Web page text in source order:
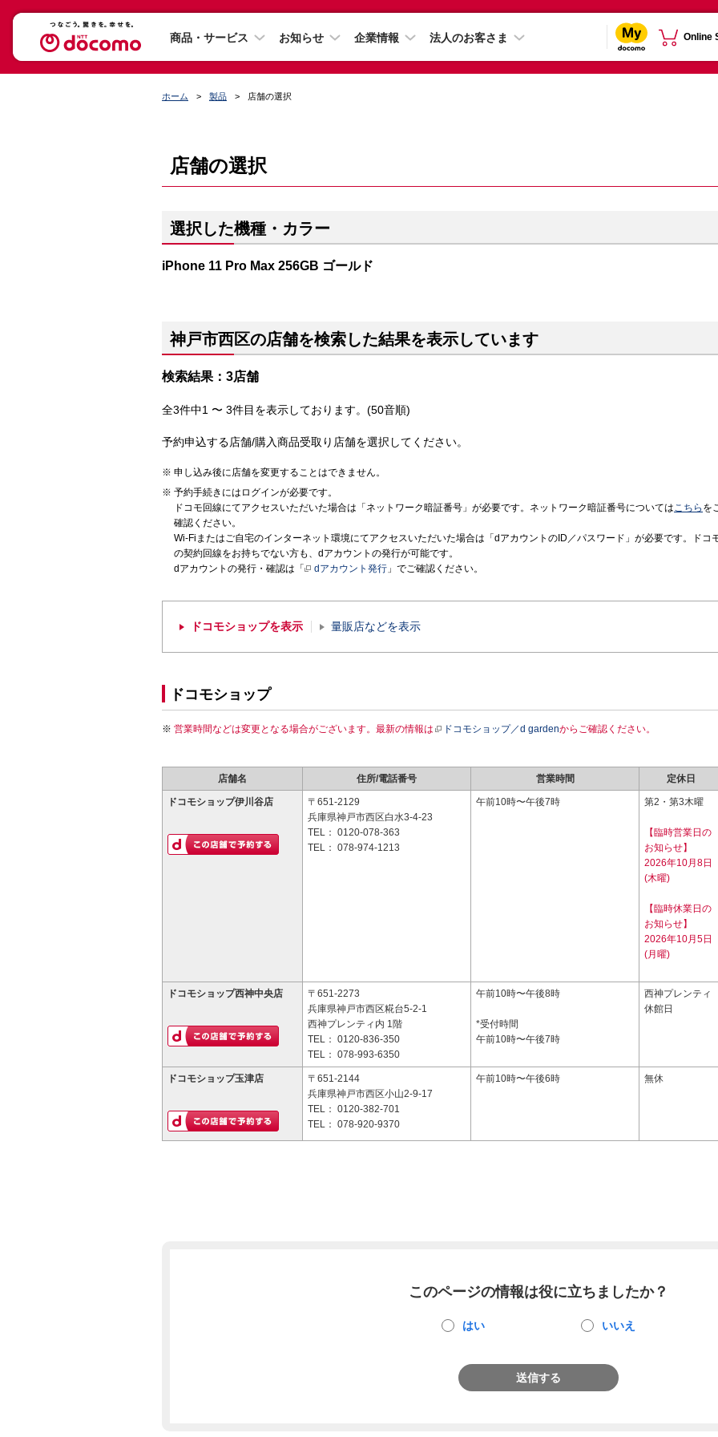
商品・サービス お知らせ 企業情報 法人のお客さま Online
ホーム 製品 店舗の選択
店舗の選択
選択した機種・カラー
iPhone 11 Pro Max 256GB ゴールド
神戸市西区の店舗を検索した結果を表示しています
検索結果：3店舗
全3件中1 〜 3件目を表示しております。(50音順)
予約申込する店舗/購入商品受取り店舗を選択してください。
申し込み後に店舗を変更することはできません。
予約手続きにはログインが必要です。
ドコモ回線にてアクセスいただいた場合は「ネットワーク暗証番号」が必要です。ネットワーク暗証番号についてはこちら を
確認ください。
Wi-Fiまたはご自宅のインターネット環境にてアクセスいただいた場合は「dアカウントのID／パスワード」が必要です。ドコ
の契約回線をお持ちでない方も、dアカウントの発行が可能です。
dアカウントの発行・確認は「
dアカウント発行 」でご確認ください。
ドコモショップを表示 量販店などを表示
ドコモショップ
営業時間などは変更となる場合がございます。最新の情報は ドコモショップ／d gardenからご確認ください。
店舗名 住所/電話番号 営業時間 定休日
ドコモショップ伊川谷店
〒651-2129
兵庫県神戸市西区白水3-4-23
TEL： 0120-078-363
TEL： 078-974-1213
午前10時〜午後7時 第2・第3木曜
【臨時営業日の
お知らせ】
2026年10月8日
(木曜)
【臨時休業日の
お知らせ】
2026年10月5日
(月曜)
ドコモショップ西神中央店
〒651-2273
兵庫県神戸市西区糀台5-2-1
西神プレンティ内 1階
TEL： 0120-836-350
TEL： 078-993-6350
午前10時〜午後8時
*受付時間
午前10時〜午後7時
西神プレンティ
休館日
ドコモショップ玉津店
〒651-2144
兵庫県神戸市西区小山2-9-17
TEL： 0120-382-701
TEL： 078-920-9370
午前10時〜午後6時 無休
このページの情報は役に立ちましたか？
はい いいえ
送信する